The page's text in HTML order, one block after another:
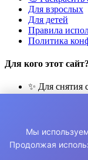
Для взрослых
Для детей
Правила
Политика
Для кого этот сайт?
✨ Для снятия
🧘 Для
👨‍👩‍👧‍👦 Для
© 2026 Раскраски
Мы
Продолжая